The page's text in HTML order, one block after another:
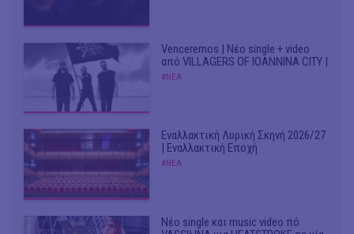
Venceremos | Νέο single + video
από VILLAGERS OF IOANNINA CITY |
#ΝΕΑ
Εναλλακτική Λυρική Σκηνή 2026/27
| Εναλλακτική Εποχή
#ΝΕΑ
Νέο single και music video πό